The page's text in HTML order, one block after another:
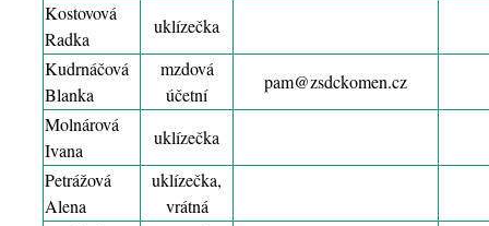
Kostovová
Radka
uklízečka
Kudrnáčová
Blanka
mzdová
účetní
pam@zsdckomen.cz
Molnárová
Ivana
uklízečka
Petrážová
Alena
uklízečka,
vrátná